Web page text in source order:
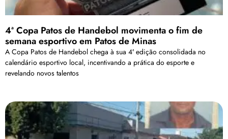
4ª Copa Patos de Handebol movimenta o fim de
semana esportivo em Patos de Minas
A Copa Patos de Handebol chega à sua 4ª edição consolidada no
calendário esportivo local, incentivando a prática do esporte e
revelando novos talentos